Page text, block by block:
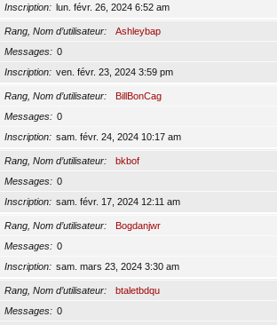
Inscription
lun. févr. 26, 2024 6:52 am
Rang, Nom d’utilisateur
Ashleybap
Messages
0
Inscription
ven. févr. 23, 2024 3:59 pm
Rang, Nom d’utilisateur
BillBonCag
Messages
0
Inscription
sam. févr. 24, 2024 10:17 am
Rang, Nom d’utilisateur
bkbof
Messages
0
Inscription
sam. févr. 17, 2024 12:11 am
Rang, Nom d’utilisateur
Bogdanjwr
Messages
0
Inscription
sam. mars 23, 2024 3:30 am
Rang, Nom d’utilisateur
btaletbdqu
Messages
0